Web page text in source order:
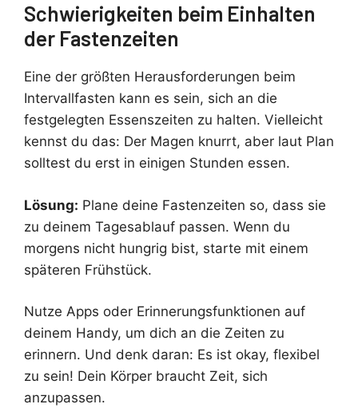
Schwierigkeiten beim Einhalten
der Fastenzeiten
Eine der größten Herausforderungen beim
Intervallfasten kann es sein, sich an die
festgelegten Essenszeiten zu halten. Vielleicht
kennst du das: Der Magen knurrt, aber laut Plan
solltest du erst in einigen Stunden essen.
Lösung: Plane deine Fastenzeiten so, dass sie
zu deinem Tagesablauf passen. Wenn du
morgens nicht hungrig bist, starte mit einem
späteren Frühstück.
Nutze Apps oder Erinnerungsfunktionen auf
deinem Handy, um dich an die Zeiten zu
erinnern. Und denk daran: Es ist okay, flexibel
zu sein! Dein Körper braucht Zeit, sich
anzupassen.